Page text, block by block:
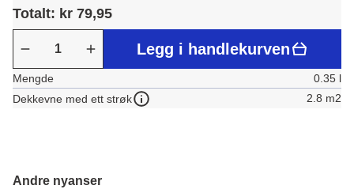
Totalt: kr 79,95
Legg i handlekurven
Mengde
0.35 l
Dekkevne med ett strøk
2.8 m2
Andre nyanser